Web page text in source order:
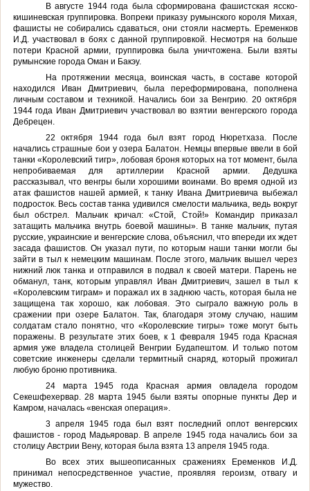
В августе 1944 года была сформирована фашистская ясско-
кишиневская группировка. Вопреки приказу румынского короля Михая,
фашисты не собирались сдаваться, они стояли насмерть. Еременков
И.Д. участвовал в боях с данной группировкой. Несмотря на больше
потери Красной армии, группировка была уничтожена. Были взяты
румынские города Оман и Бакэу.
На протяжении месяца, воинская часть, в составе которой
находился Иван Дмитриевич, была переформирована, пополнена
личным составом и техникой. Начались бои за Венгрию. 20 октября
1944 года Иван Дмитриевич участвовал во взятии венгерского города
Дебрецен.
22 октября 1944 года был взят город Нюретхаза. После
начались страшные бои у озера Балатон. Немцы впервые ввели в бой
танки «Королевский тигр», лобовая броня которых на тот момент, была
непробиваемая для артиллерии Красной армии. Дедушка
рассказывал, что венгры были хорошими воинами. Во время одной из
атак фашистов нашей армией, к танку Ивана Дмитриевича выбежал
подросток. Весь состав танка удивился смелости мальчика, ведь вокруг
был обстрел. Мальчик кричал: «Стой, Стой!» Командир приказал
затащить мальчика внутрь боевой машины». В танке мальчик, путая
русские, украинские и венгерские слова, объяснил, что впереди их ждет
засада фашистов. Он указал пути, по которым наши танки могли бы
зайти в тыл к немецким машинам. После этого, мальчик вышел через
нижний люк танка и отправился в подвал к своей матери. Парень не
обманул, танк, которым управлял Иван Дмитриевич, зашел в тыл к
«Королевским тиграм» и поражал их в заднюю часть, которая была не
защищена так хорошо, как лобовая. Это сыграло важную роль в
сражении при озере Балатон. Так, благодаря этому случаю, нашим
солдатам стало понятно, что «Королевские тигры» тоже могут быть
поражены. В результате этих боев, к 1 февраля 1945 года Красная
армия уже владела столицей Венгрии Будапештом. И только потом
советские инженеры сделали термитный снаряд, который прожигал
любую броню противника.
24 марта 1945 года Красная армия овладела городом
Секешфехервар. 28 марта 1945 были взяты опорные пункты Дер и
Камром, началась «венская операция».
3 апреля 1945 года был взят последний оплот венгерских
фашистов - город Мадьяровар. В апреле 1945 года начались бои за
столицу Австрии Вену, которая была взята 13 апреля 1945 года.
Во всех этих вышеописанных сражениях Еременков И.Д.
принимал непосредственное участие, проявляя героизм, отвагу и
мужество.